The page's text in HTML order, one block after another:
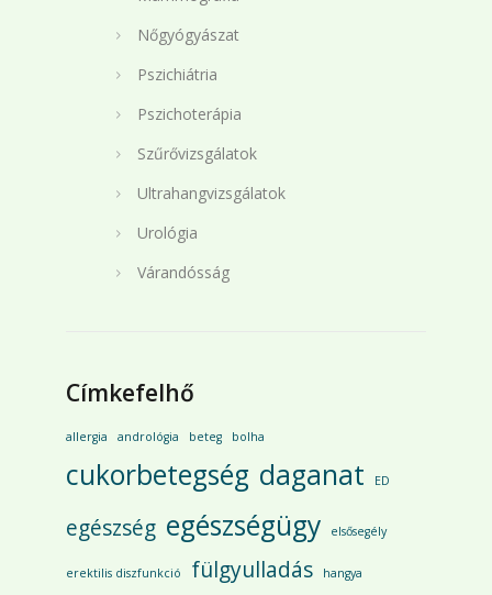
Nőgyógyászat
Pszichiátria
Pszichoterápia
Szűrővizsgálatok
Ultrahangvizsgálatok
Urológia
Várandósság
Címkefelhő
allergia andrológia beteg bolha
cukorbetegség daganat ED
egészség egészségügy elsősegély
erektilis diszfunkció fülgyulladás hangya